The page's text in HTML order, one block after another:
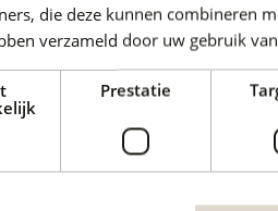
“Door het structureren en
kunnen we de afhandeling van
nu af met een vijfde van het aantal
Daan Witjes: “Om de processen te
beeld hebben. Daarom zijn we
proceslijnen waren met
proceslijn. Dit waren bijvoorbeeld
die deze kunnen combineren
verzameld door uw gebruik
Prestatie